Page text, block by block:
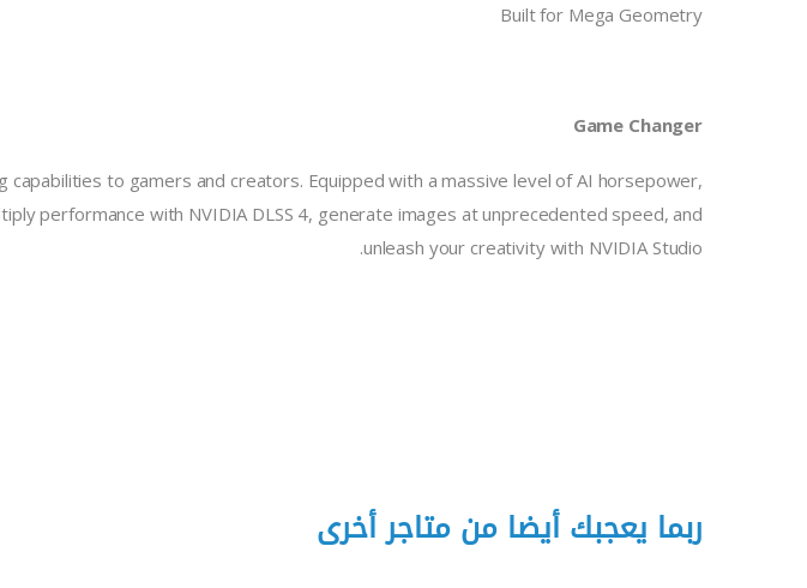
Built for Mega Geometry
Game Changer
to gamers and creators. Equipped with a massive level of AI horsepower,
performance with NVIDIA DLSS 4, generate images at unprecedented speed, and
unleash your creativity with NVIDIA Studio.
ربما يعجبك أيضا من متاجر أخرى